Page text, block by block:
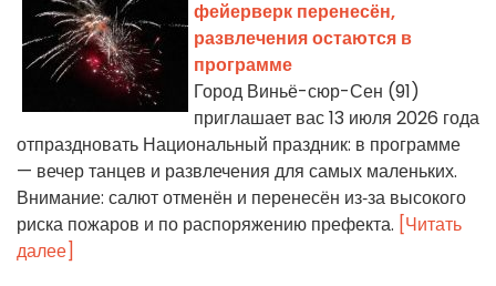
фейерверк перенесён,
развлечения остаются в
программе
Город Виньё-сюр-Сен (91)
приглашает вас 13 июля 2026 года
отпраздновать Национальный праздник: в программе
— вечер танцев и развлечения для самых маленьких.
Внимание: салют отменён и перенесён из‑за высокого
риска пожаров и по распоряжению префекта. [Читать
далее]